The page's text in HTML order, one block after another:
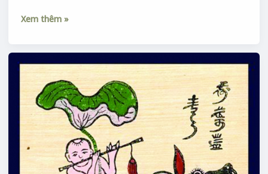
Xem thêm »
TRÂU
ĐỒNG